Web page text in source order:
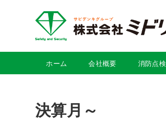
ホーム 会社概要 消防点検
決算月～